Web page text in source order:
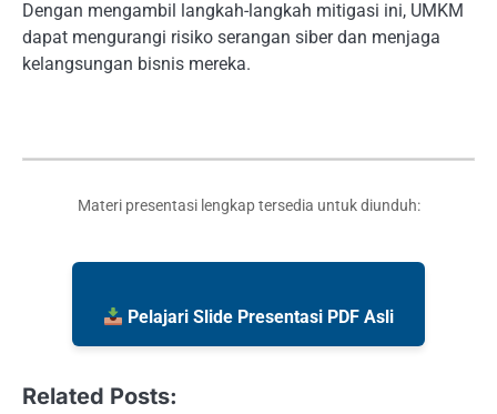
Dengan mengambil langkah-langkah mitigasi ini, UMKM
dapat mengurangi risiko serangan siber dan menjaga
kelangsungan bisnis mereka.
Materi presentasi lengkap tersedia untuk diunduh:
Pelajari Slide Presentasi PDF Asli
Related Posts: